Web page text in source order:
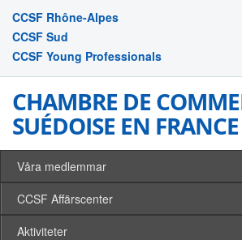
CCSF Rhône-Alpes
CCSF Sud
CCSF Young Professionals
CHAMBRE DE
SUÉDOISE EN FRANCE
Våra medlemmar
CCSF Affärscenter
Aktiviteter